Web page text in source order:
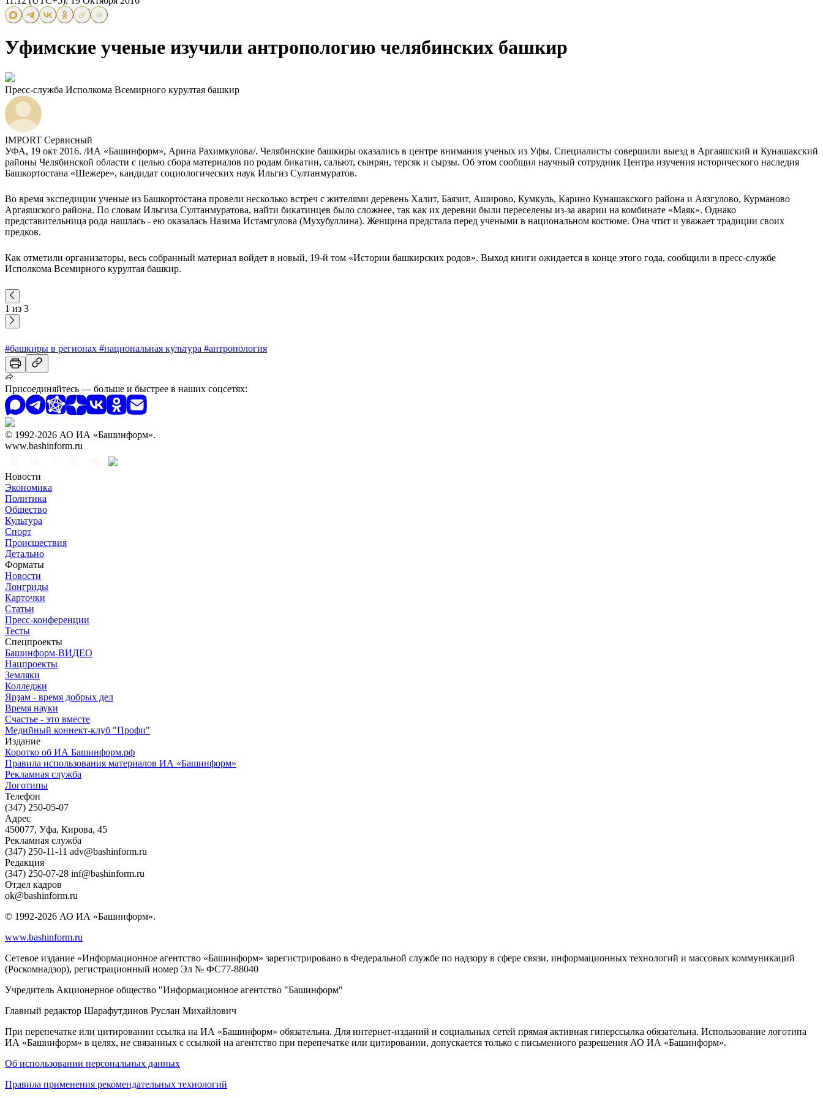
Уфимские ученые изучили антропологию челябинских башкир
Пресс-служба Исполкома Всемирного курултая башкир
IMPORT Сервисный
УФА, 19 окт 2016. /ИА «Башинформ», Арина Рахимкулова/. Челябинские башкиры оказались в центре внимания ученых из Уфы. Специалисты совершили выезд в Аргаяшский и Кунашакский
районы Челябинской области с целью сбора материалов по родам бикатин, сальют, сынрян, терсяк и сырзы. Об этом сообщил научный сотрудник Центра изучения исторического наследия
Башкортостана «Шежере», кандидат социологических наук Ильгиз Султанмуратов.
Во время экспедиции ученые из Башкортостана провели несколько встреч с жителями деревень Халит, Баязит, Аширово, Кумкуль, Карино Кунашакского района и Аязгулово, Курманово
Аргаяшского района. По словам Ильгиза Султанмуратова, найти бикатинцев было сложнее, так как их деревни были переселены из-за аварии на комбинате «Маяк». Однако
представительница рода нашлась - ею оказалась Назима Истамгулова (Мухубуллина). Женщина предстала перед учеными в национальном костюме. Она чтит и уважает традиции своих
предков.
Как отметили организаторы, весь собранный материал войдет в новый, 19-й том «Истории башкирских родов». Выход книги ожидается в конце этого года, сообщили в пресс-службе
Исполкома Всемирного курултая башкир.
1 из 3
#башкиры в регионах #национальная культура #антропология
Присоединяйтесь — больше и быстрее в наших соцсетях:
© 1992-2026 АО ИА «Башинформ».
www.bashinform.ru
Новости
Экономика
Политика
Общество
Культура
Спорт
Происшествия
Детально
Форматы
Новости
Лонгриды
Карточки
Статьи
Пресс-конференции
Тесты
Спецпроекты
Башинформ-ВИДЕО
Нацпроекты
Земляки
Колледжи
Ярҙам - время добрых дел
Время науки
Счастье - это вместе
Медийный коннект-клуб "Профи"
Издание
Коротко об ИА Башинформ.рф
Правила использования материалов ИА «Башинформ»
Рекламная служба
Логотипы
Телефон
(347) 250-05-07
Адрес
450077, Уфа, Кирова, 45
Рекламная служба
(347) 250-11-11 adv@bashinform.ru
Редакция
(347) 250-07-28 inf@bashinform.ru
Отдел кадров
ok@bashinform.ru
© 1992-2026 АО ИА «Башинформ».
www.bashinform.ru
Сетевое издание «Информационное агентство «Башинформ» зарегистрировано в Федеральной службе по надзору в сфере связи, информационных технологий и массовых коммуникаций
(Роскомнадзор), регистрационный номер Эл № ФС77-88040
Учредитель Акционерное общество "Информационное агентство "Башинформ"
Главный редактор Шарафутдинов Руслан Михайлович
При перепечатке или цитировании ссылка на ИА «Башинформ» обязательна. Для интернет-изданий и социальных сетей прямая активная гиперссылка обязательна. Использование логотипа
ИА «Башинформ» в целях, не связанных с ссылкой на агентство при перепечатке или цитировании, допускается только с письменного разрешения АО ИА «Башинформ».
Об использовании персональных данных
Правила применения рекомендательных технологий